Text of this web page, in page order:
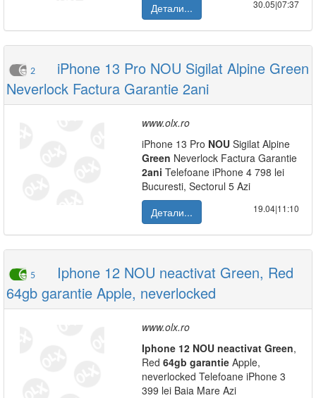
Детали... 30.05|07:37
2
iPhone 13 Pro NOU Sigilat Alpine Green
Neverlock Factura Garantie 2ani
www.olx.ro
iPhone 13 Pro NOU Sigilat Alpine
Green Neverlock Factura Garantie
2ani Telefoane iPhone 4 798 lei
Bucuresti, Sectorul 5 Azi
Детали...
19.04|11:10
5
Iphone 12 NOU neactivat Green, Red
64gb garantie Apple, neverlocked
www.olx.ro
Iphone 12 NOU neactivat Green,
Red 64gb garantie Apple,
neverlocked Telefoane iPhone 3
399 lei Baia Mare Azi